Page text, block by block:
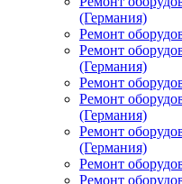
(Германия)
Ремонт
Ремонт
(Германия)
Ремонт
Ремонт
(Германия)
Ремонт
(Германия)
Ремонт
Ремонт